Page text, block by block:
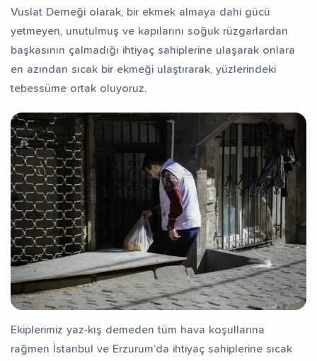
Vuslat Derneği olarak, bir ekmek almaya dahi gücü
yetmeyen, unutulmuş ve kapılarını soğuk rüzgarlardan
başkasının çalmadığı ihtiyaç sahiplerine ulaşarak onlara
en azından sıcak bir ekmeği ulaştırarak, yüzlerindeki
tebessüme ortak oluyoruz.
Ekiplerimiz yaz-kış demeden tüm hava koşullarına
rağmen İstanbul ve Erzurum’da ihtiyaç sahiplerine sıcak